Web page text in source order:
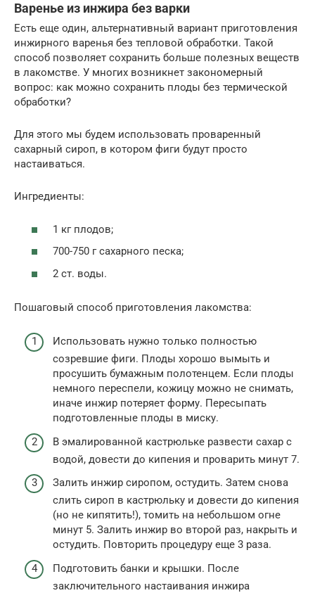
Варенье из инжира без варки
Есть еще один, альтернативный вариант приготовления
инжирного варенья без тепловой обработки. Такой
способ позволяет сохранить больше полезных веществ
в лакомстве. У многих возникнет закономерный
вопрос: как можно сохранить плоды без термической
обработки?
Для этого мы будем использовать проваренный
сахарный сироп, в котором фиги будут просто
настаиваться.
Ингредиенты:
1 кг плодов;
700-750 г сахарного песка;
2 ст. воды.
Пошаговый способ приготовления лакомства:
Использовать нужно только полностью
созревшие фиги. Плоды хорошо вымыть и
просушить бумажным полотенцем. Если плоды
немного переспели, кожицу можно не снимать,
иначе инжир потеряет форму. Пересыпать
подготовленные плоды в миску.
В эмалированной кастрюльке развести сахар с
водой, довести до кипения и проварить минут 7.
Залить инжир сиропом, остудить. Затем снова
слить сироп в кастрюльку и довести до кипения
(но не кипятить!), томить на небольшом огне
минут 5. Залить инжир во второй раз, накрыть и
остудить. Повторить процедуру еще 3 раза.
Подготовить банки и крышки. После
заключительного настаивания инжира